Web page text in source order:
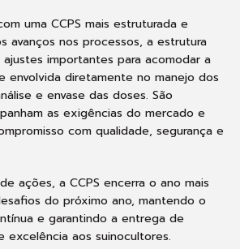
uma CCPS mais estruturada e
avanços nos processos, a estrutura
importantes para acomodar a
envolvida diretamente no manejo dos
e envase das doses. São
as exigências do mercado e
com qualidade, segurança e
ações, a CCPS encerra o ano mais
do próximo ano, mantendo o
e garantindo a entrega de
excelência aos suinocultores.